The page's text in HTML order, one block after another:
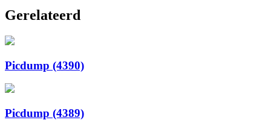
Gerelateerd
Picdump (4390)
Picdump (4389)